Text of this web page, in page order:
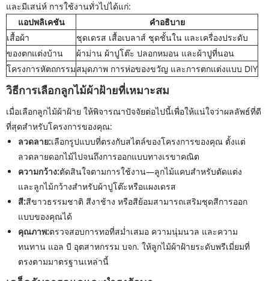
และมีเสน่ห์ การใช้งานทั่วไปได้แก่:
แอปพลิเคชัน
คำอธิบาย
เสื้อผ้า
ชุดเดรส เสื้อเบลาส์ ชุดชั้นใน และเครื่องประดับ
ของตกแต่งบ้าน
ผ้าม่าน ผ้าปูโต๊ะ ปลอกหมอน และผ้าปูที่นอน
โครงการหัตถกรรมสมุดภาพ การห่อของขวัญ และการตกแต่งแบบ DIY
วิธีการเลือกลูกไม้ผ้าฝ้ายที่เหมาะสม
เมื่อเลือกลูกไม้ผ้าฝ้าย ให้พิจารณาปัจจัยต่อไปนี้เพื่อให้แน่ใจว่าผลลัพธ์ที่ดี
ที่สุดสำหรับโครงการของคุณ:
ลวดลาย:เลือกรูปแบบที่ตรงกับสไตล์ของโครงการของคุณ ตั้งแต่
ลวดลายดอกไม้ไปจนถึงการออกแบบทางเรขาคณิต
ความกว้าง:ตัดสินใจตามการใช้งาน—ลูกไม้แคบสำหรับตัดแต่ง
และลูกไม้กว้างสำหรับผ้าปูโต๊ะหรือแผงเดรส
สี:สีขาวธรรมชาติ สีงาช้าง หรือสีย้อมสามารถเสริมชุดสีการออก
แบบของคุณได้
คุณภาพ:ตรวจสอบการทอที่สม่ำเสมอ ความนุ่มนวล และความ
ทนทาน แอล บี อุตสาหกรรม บจก. ให้ลูกไม้ผ้าฝ้ายระดับพรีเมี่ยมที่
ตรงตามมาตรฐานเหล่านี้